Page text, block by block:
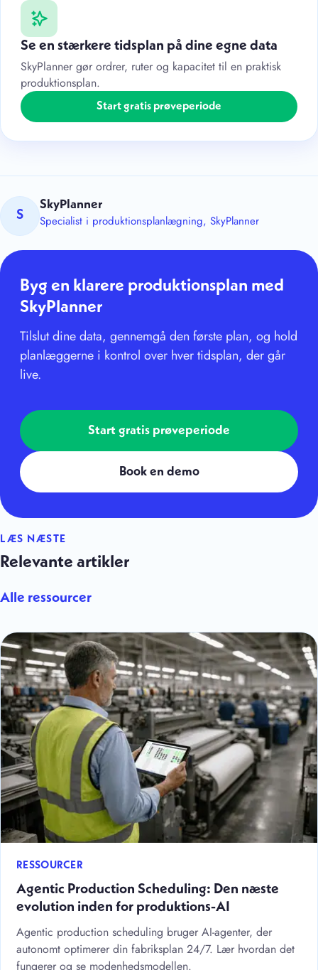
Se en stærkere tidsplan på dine egne data
SkyPlanner gør ordrer, ruter og kapacitet til en praktisk
produktionsplan.
Start gratis prøveperiode
S
SkyPlanner
Specialist i produktionsplanlægning, SkyPlanner
Byg en klarere produktionsplan med
SkyPlanner
Tilslut dine data, gennemgå den første plan, og hold
planlæggerne i kontrol over hver tidsplan, der går
live.
Start gratis prøveperiode
Book en demo
LÆS NÆSTE
Relevante artikler
Alle ressourcer
RESSOURCER
Agentic Production Scheduling: Den næste
evolution inden for produktions-AI
Agentic production scheduling bruger AI-agenter, der
autonomt optimerer din fabriksplan 24/7. Lær hvordan det
fungerer og se modenhedsmodellen.